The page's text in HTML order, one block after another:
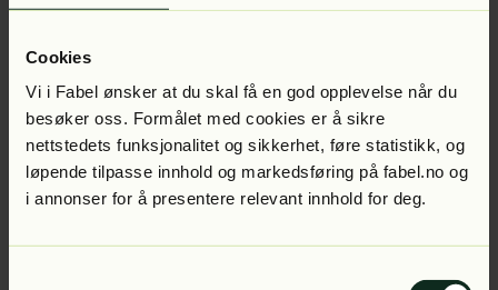
Cookies
Vi i Fabel ønsker at du skal få en god opplevelse når du
besøker oss. Formålet med cookies er å sikre
nettstedets funksjonalitet og sikkerhet, føre statistikk, og
løpende tilpasse innhold og markedsføring på fabel.no og
i annonser for å presentere relevant innhold for deg.